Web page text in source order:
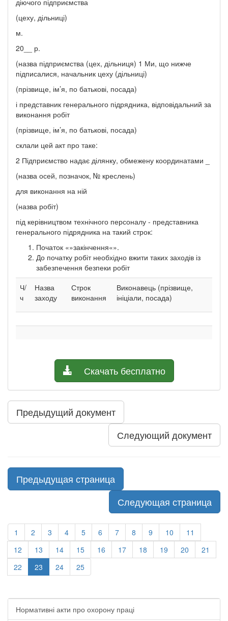
(цеху, дільниці)
м.
20__ р.
(назва підприємства (цех, дільниця) 1 Ми, що нижче
підписалися, начальник цеху (дільниці)
(прізвище, ім’я, по батькові, посада)
і представник генерального підрядника, відповідальний за
виконання робіт
(прізвище, ім’я, по батькові, посада)
склали цей акт про таке:
2 Підприємство надає ділянку, обмежену координатами _
(назва осей, позначок, № креслень)
для виконання на ній
(назва робіт)
під керівництвом технічного персоналу - представника
генерального підрядника на такий строк:
Початок «»закінчення«».
До початку робіт необхідно вжити таких заходів із
забезпечення безпеки робіт
Ч/
ч
Назва
заходу
Строк
виконання
Виконавець (прізвище,
ініціали, посада)
Скачать бесплатно
Предыдущий документ
Следующий документ
Предыдущая страница
Следующая страница
1 2 3 4 5 6 7 8 9 10
11
12
13 14 15 16 17 18 19 20
21
22
23 24 25
Нормативні акти про охорону праці